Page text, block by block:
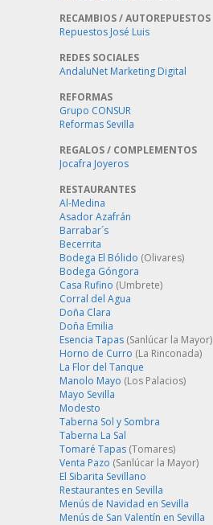
RECAMBIOS / AUTOREPUESTOS
Repuestos José Luis
REDES SOCIALES
AndaluNet Marketing Digital
REFORMAS
Grupo CONSUR
Reformas Sevilla
REGALOS / COMPLEMENTOS
Jocafra Joyeros
RESTAURANTES
Al-Medina
Asador Azafrán
Barrabar´s
Becerrita
Bodega El Bólido (Olivares)
Bodega Góngora
Casa Rufino (Umbrete)
Corral del Agua
Doña Clara
Doña Emilia
Esencia Tapas (Sanlúcar la Mayor)
Horno de Curro (La Rinconada)
La Flor del Tanque
Manolo Mayo (Los Palacios)
Mayo Sevilla
Modesto
Taberna Sol y Sombra
Taberna La Sal
Tomaré Tapas (Tomares)
Venta Pazo (Sanlúcar la Mayor)
El Sibarita Sevillano
Restaurantes en Sevilla
Menús de Navidad en Sevilla
Menús de San Valentín en Sevilla